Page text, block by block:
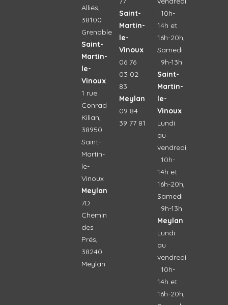
Alliés,
38100
Grenoble
Saint-
Martin-
le-
Vinoux
1 rue
Conrad
Kilian,
38950
Saint-
Martin-
le-
Vinoux
Meylan
7D
Chemin
des
Prés,
38240
Meylan
Saint-
Martin-
le-
Vinoux
06 76
03 02
83
Meylan
09 84
39 77 81
: 10h-
14h et
16h-20h,
Samedi
: 9h-13h
Saint-
Martin-
le-
Vinoux
Lundi
au
vendredi
: 10h-
14h et
16h-20h,
Samedi
: 9h-13h
Meylan
Lundi
au
vendredi
: 10h-
14h et
16h-20h,